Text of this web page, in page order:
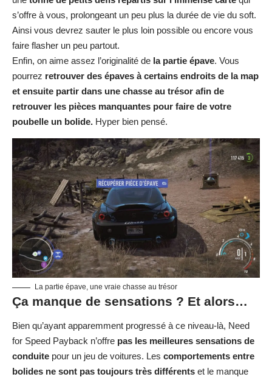
s’offre à vous, prolongeant un peu plus la durée de vie du soft.
Ainsi vous devrez sauter le plus loin possible ou encore vous
faire flasher un peu partout.
Enfin, on aime assez l’originalité de la partie épave. Vous
pourrez retrouver des épaves à certains endroits de la map
et ensuite partir dans une chasse au trésor afin de
retrouver les pièces manquantes pour faire de votre
poubelle un bolide. Hyper bien pensé.
La partie épave, une vraie chasse au trésor
Ça manque de sensations ? Et alors…
Bien qu’ayant apparemment progressé à ce niveau-là, Need
for Speed Payback n’offre pas les meilleures sensations de
conduite pour un jeu de voitures. Les comportements entre
bolides ne sont pas toujours très différents et le manque